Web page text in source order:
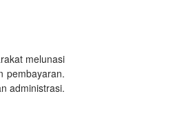
melunasi
pembayaran.
administrasi.